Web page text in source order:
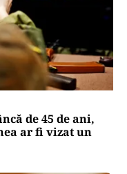
de 45 de ani,
ar fi vizat un